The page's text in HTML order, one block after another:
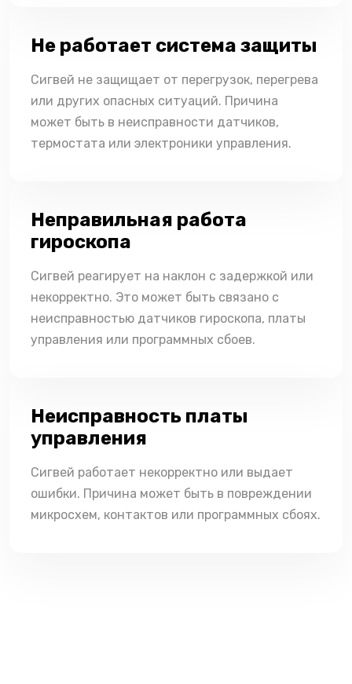
Не работает система защиты
Сигвей не защищает от перегрузок, перегрева
или других опасных ситуаций. Причина
может быть в неисправности датчиков,
термостата или электроники управления.
Неправильная работа
гироскопа
Сигвей реагирует на наклон с задержкой или
некорректно. Это может быть связано с
неисправностью датчиков гироскопа, платы
управления или программных сбоев.
Неисправность платы
управления
Сигвей работает некорректно или выдает
ошибки. Причина может быть в повреждении
микросхем, контактов или программных сбоях.